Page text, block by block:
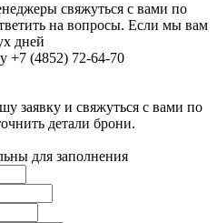
свяжуться с вами по
на вопросы. Если мы вам
дней
+7 (4852) 72-64-70
заявку и свяжуться с вами по
детали брони.
для заполнения